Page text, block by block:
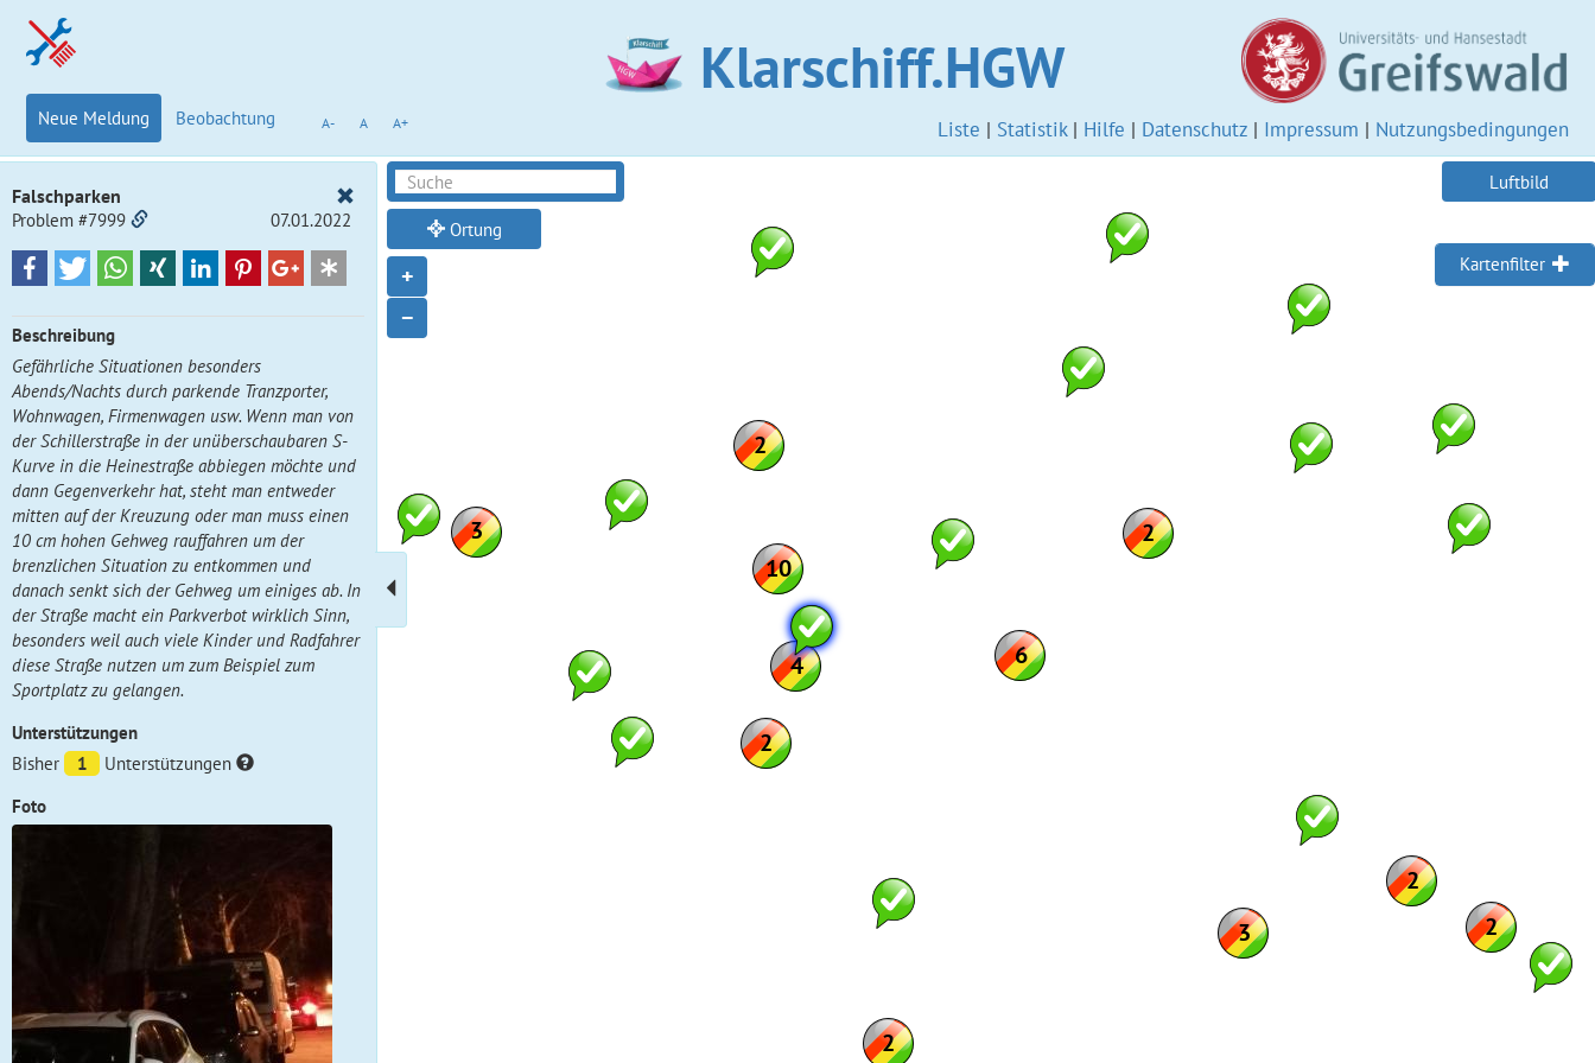
Klarschiff.HGW
Neue Meldung Beobachtung A- A A+ Liste | Statistik| Hilfe | Datenschutz | Impressum | Nutzungsbedingungen
Falschparken
Problem #7999 07.01.2022
Beschreibung
Gefährliche Situationen besonders
Abends/Nachts durch parkende Tranzporter,
Wohnwagen, Firmenwagen usw. Wenn man von
der Schillerstraße in der unüberschaubaren S-
Kurve in die Heinestraße abbiegen möchte und
dann Gegenverkehr hat, steht man entweder
mitten auf der Kreuzung oder man muss einen
10 cm hohen Gehweg rauffahren um der
brenzlichen Situation zu entkommen und
danach senkt sich der Gehweg um einiges ab. In
der Straße macht ein Parkverbot wirklich Sinn,
besonders weil auch viele Kinder und Radfahrer
diese Straße nutzen um zum Beispiel zum
Sportplatz zu gelangen.
Unterstützungen
Bisher
1
Unterstützungen
Foto
Kartenfilter
+
−
Ortung
Luftbild